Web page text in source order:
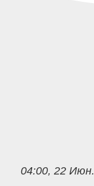
04:00, 22 Июн.